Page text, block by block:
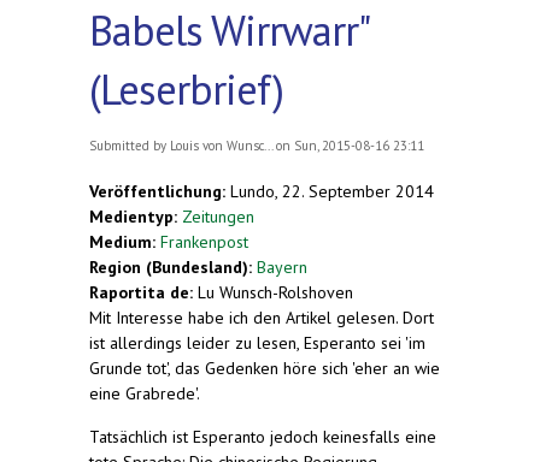
Babels Wirrwarr"
(Leserbrief)
Submitted by Louis von Wunsc... on Sun, 2015-08-16 23:11
Veröffentlichung: Lundo, 22. September 2014
Medientyp: Zeitungen
Medium: Frankenpost
Region (Bundesland): Bayern
Raportita de: Lu Wunsch-Rolshoven
Mit Interesse habe ich den Artikel gelesen. Dort
ist allerdings leider zu lesen, Esperanto sei 'im
Grunde tot', das Gedenken höre sich 'eher an wie
eine Grabrede'.
Tatsächlich ist Esperanto jedoch keinesfalls eine